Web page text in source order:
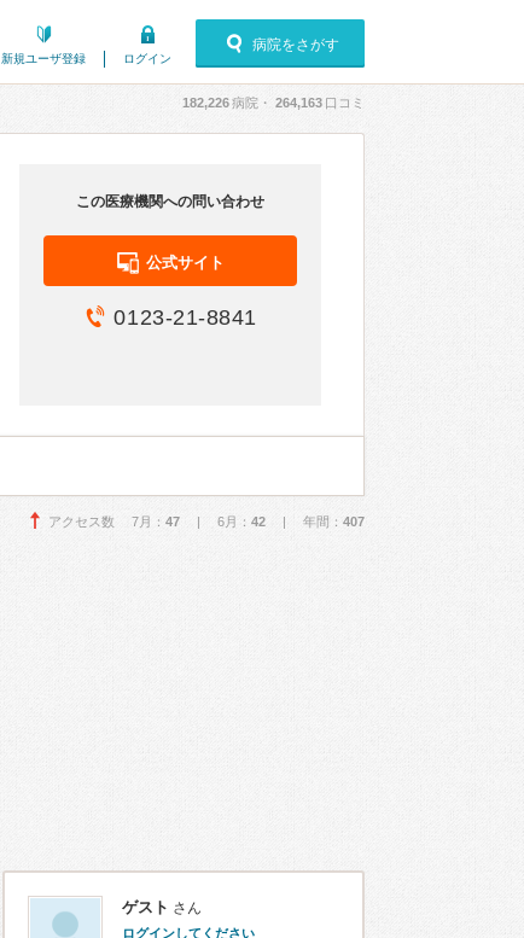
新規ユーザ登録 ログイン
病院をさがす
182,226病院・ 264,163 口コミ
この医療機関への問い合わせ
公式サイト
0123-21-8841
アクセス数 7月： 47 | 6月： 42 | 年間： 407
ゲスト さん
ログインしてください